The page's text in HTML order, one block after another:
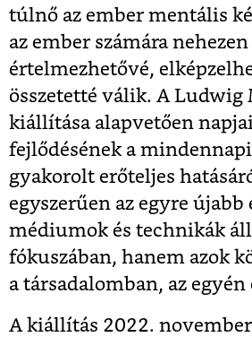
túlnő az ember mentális
az ember számára nehezen
értelmezhetővé,
összetetté válik. A Ludwig
kiállítása alapvetően
fejlődésének a
gyakorolt erőteljes
egyszerűen az egyre újabb
médiumok és technikák
fókuszában, hanem azok
a társadalomban, az egyén
A kiállítás 2022.